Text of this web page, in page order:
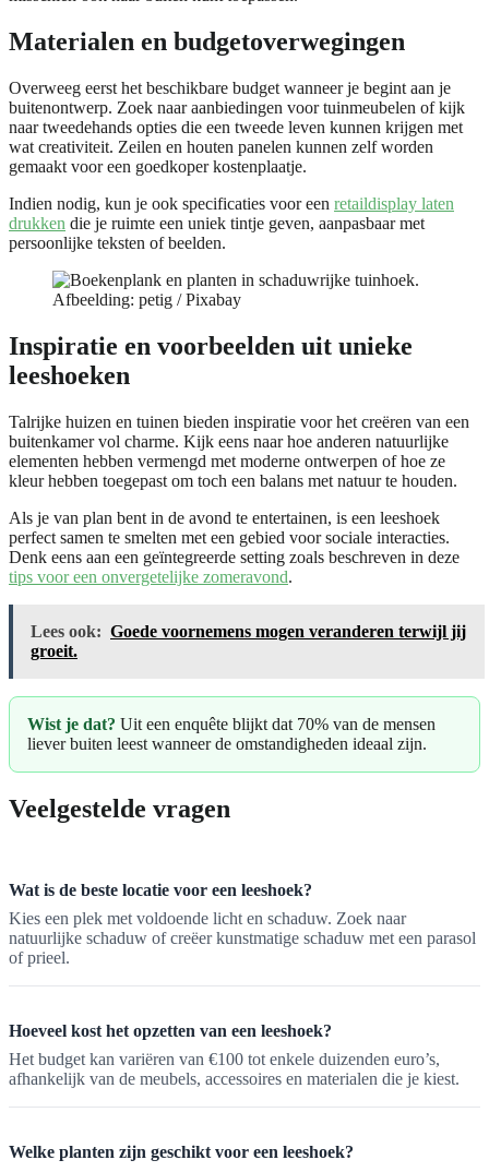
Materialen en budgetoverwegingen
Overweeg eerst het beschikbare budget wanneer je begint aan je
buitenontwerp. Zoek naar aanbiedingen voor tuinmeubelen of kijk
naar tweedehands opties die een tweede leven kunnen krijgen met
wat creativiteit. Zeilen en houten panelen kunnen zelf worden
gemaakt voor een goedkoper kostenplaatje.
Indien nodig, kun je ook specificaties voor een retaildisplay laten
drukken die je ruimte een uniek tintje geven, aanpasbaar met
persoonlijke teksten of beelden.
Afbeelding: petig / Pixabay
Inspiratie en voorbeelden uit unieke
leeshoeken
Talrijke huizen en tuinen bieden inspiratie voor het creëren van een
buitenkamer vol charme. Kijk eens naar hoe anderen natuurlijke
elementen hebben vermengd met moderne ontwerpen of hoe ze
kleur hebben toegepast om toch een balans met natuur te houden.
Als je van plan bent in de avond te entertainen, is een leeshoek
perfect samen te smelten met een gebied voor sociale interacties.
Denk eens aan een geïntegreerde setting zoals beschreven in deze
tips voor een onvergetelijke zomeravond.
Lees ook: Goede voornemens mogen veranderen terwijl jij
groeit.
Wist je dat? Uit een enquête blijkt dat 70% van de mensen
liever buiten leest wanneer de omstandigheden ideaal zijn.
Veelgestelde vragen
Wat is de beste locatie voor een leeshoek?
Kies een plek met voldoende licht en schaduw. Zoek naar
natuurlijke schaduw of creëer kunstmatige schaduw met een parasol
of prieel.
Hoeveel kost het opzetten van een leeshoek?
Het budget kan variëren van €100 tot enkele duizenden euro’s,
afhankelijk van de meubels, accessoires en materialen die je kiest.
Welke planten zijn geschikt voor een leeshoek?